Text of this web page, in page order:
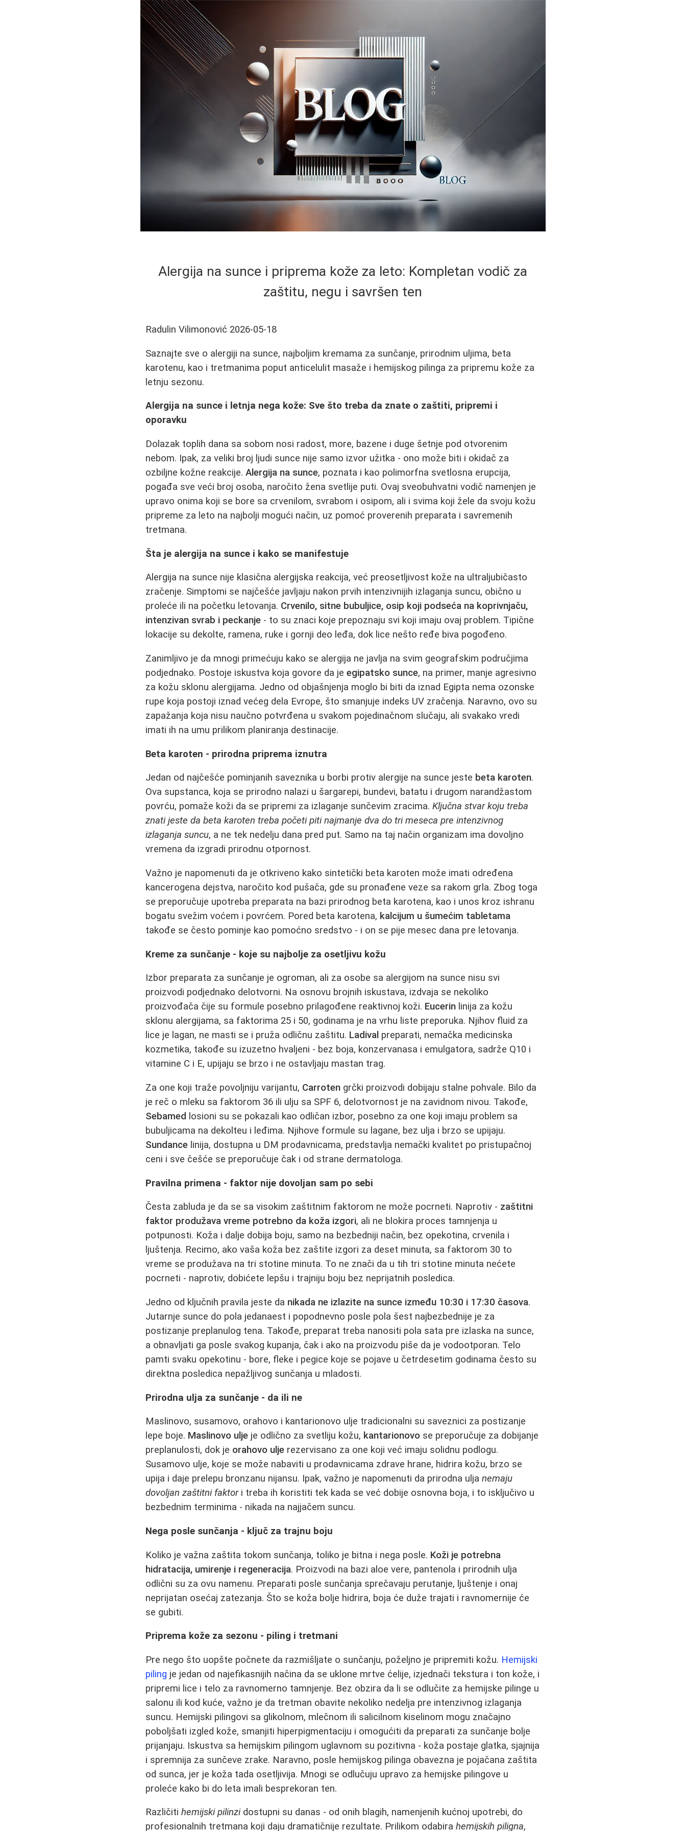
Alergija na sunce i priprema kože za leto: Kompletan vodič za
zaštitu, negu i savršen ten
Radulin Vilimonović 2026-05-18
Saznajte sve o alergiji na sunce, najboljim kremama za sunčanje, prirodnim uljima, beta
karotenu, kao i tretmanima poput anticelulit masaže i hemijskog pilinga za pripremu kože za
letnju sezonu.
Alergija na sunce i letnja nega kože: Sve što treba da znate o zaštiti, pripremi i
oporavku
Dolazak toplih dana sa sobom nosi radost, more, bazene i duge šetnje pod otvorenim
nebom. Ipak, za veliki broj ljudi sunce nije samo izvor užitka - ono može biti i okidač za
ozbiljne kožne reakcije.Alergija na sunce, poznata i kao polimorfna svetlosna erupcija,
pogađa sve veći broj osoba, naročito žena svetlije puti. Ovaj sveobuhvatni vodič namenjen je
upravo onima koji se bore sa crvenilom, svrabom i osipom, ali i svima koji žele da svoju kožu
pripreme za leto na najbolji mogući način, uz pomoć proverenih preparata i savremenih
tretmana.
Šta je alergija na sunce i kako se manifestuje
Alergija na sunce nije klasična alergijska reakcija, već preosetljivost kože na ultraljubičasto
zračenje. Simptomi se najčešće javljaju nakon prvih intenzivnijih izlaganja suncu, obično u
proleće ili na početku letovanja. Crvenilo, sitne bubuljice, osip koji podseća na koprivnjaču,
intenzivan svrab i peckanje - to su znaci koje prepoznaju svi koji imaju ovaj problem. Tipične
lokacije su dekolte, ramena, ruke i gornji deo leđa, dok lice nešto ređe biva pogođeno.
Zanimljivo je da mnogi primećuju kako se alergija ne javlja na svim geografskim područjima
podjednako. Postoje iskustva koja govore da jeegipatsko sunce, na primer, manje agresivno
za kožu sklonu alergijama. Jedno od objašnjenja moglo bi biti da iznad Egipta nema ozonske
rupe koja postoji iznad većeg dela Evrope, što smanjuje indeks UV zračenja. Naravno, ovo su
zapažanja koja nisu naučno potvrđena u svakom pojedinačnom slučaju, ali svakako vredi
imati ih na umu prilikom planiranja destinacije.
Beta karoten - prirodna priprema iznutra
Jedan od najčešće pominjanih saveznika u borbi protiv alergije na sunce jeste beta karoten.
Ova supstanca, koja se prirodno nalazi u šargarepi, bundevi, batatu i drugom narandžastom
povrću, pomaže koži da se pripremi za izlaganje sunčevim zracima.Ključna stvar koju treba
znati jeste da beta karoten treba početi piti najmanje dva do tri meseca pre intenzivnog
izlaganja suncu, a ne tek nedelju dana pred put. Samo na taj način organizam ima dovoljno
vremena da izgradi prirodnu otpornost.
Važno je napomenuti da je otkriveno kako sintetički beta karoten može imati određena
kancerogena dejstva, naročito kod pušača, gde su pronađene veze sa rakom grla. Zbog toga
se preporučuje upotreba preparata na bazi prirodnog beta karotena, kao i unos kroz ishranu
bogatu svežim voćem i povrćem. Pored beta karotena, kalcijum u šumećim tabletama
takođe se često pominje kao pomoćno sredstvo - i on se pije mesec dana pre letovanja.
Kreme za sunčanje - koje su najbolje za osetljivu kožu
Izbor preparata za sunčanje je ogroman, ali za osobe sa alergijom na sunce nisu svi
proizvodi podjednako delotvorni. Na osnovu brojnih iskustava, izdvaja se nekoliko
proizvođača čije su formule posebno prilagođene reaktivnoj koži. Eucerin linija za kožu
sklonu alergijama, sa faktorima 25 i 50, godinama je na vrhu liste preporuka. Njihov fluid za
lice je lagan, ne masti se i pruža odličnu zaštitu. Ladival preparati, nemačka medicinska
kozmetika, takođe su izuzetno hvaljeni - bez boja, konzervanasa i emulgatora, sadrže Q10 i
vitamine C i E, upijaju se brzo i ne ostavljaju mastan trag.
Za one koji traže povoljniju varijantu, Carroten grčki proizvodi dobijaju stalne pohvale. Bilo da
je reč o mleku sa faktorom 36 ili ulju sa SPF 6, delotvornost je na zavidnom nivou. Takođe,
Sebamed losioni su se pokazali kao odličan izbor, posebno za one koji imaju problem sa
bubuljicama na dekolteu i leđima. Njihove formule su lagane, bez ulja i brzo se upijaju.
Sundance linija, dostupna u DM prodavnicama, predstavlja nemački kvalitet po pristupačnoj
ceni i sve češće se preporučuje čak i od strane dermatologa.
Pravilna primena - faktor nije dovoljan sam po sebi
Česta zabluda je da se sa visokim zaštitnim faktorom ne može pocrneti. Naprotiv - zaštitni
faktor produžava vreme potrebno da koža izgori, ali ne blokira proces tamnjenja u
potpunosti. Koža i dalje dobija boju, samo na bezbedniji način, bez opekotina, crvenila i
ljuštenja. Recimo, ako vaša koža bez zaštite izgori za deset minuta, sa faktorom 30 to
vreme se produžava na tri stotine minuta. To ne znači da u tih tri stotine minuta nećete
pocrneti - naprotiv, dobićete lepšu i trajniju boju bez neprijatnih posledica.
Jedno od ključnih pravila jeste da nikada ne izlazite na sunce između 10:30 i 17:30 časova.
Jutarnje sunce do pola jedanaest i popodnevno posle pola šest najbezbednije je za
postizanje preplanulog tena. Takođe, preparat treba nanositi pola sata pre izlaska na sunce,
a obnavljati ga posle svakog kupanja, čak i ako na proizvodu piše da je vodootporan. Telo
pamti svaku opekotinu - bore, fleke i pegice koje se pojave u četrdesetim godinama često su
direktna posledica nepažljivog sunčanja u mladosti.
Prirodna ulja za sunčanje - da ili ne
Maslinovo, susamovo, orahovo i kantarionovo ulje tradicionalni su saveznici za postizanje
lepe boje. Maslinovo ulje je odlično za svetliju kožu, kantarionovo se preporučuje za dobijanje
preplanulosti, dok je orahovo ulje rezervisano za one koji već imaju solidnu podlogu.
Susamovo ulje, koje se može nabaviti u prodavnicama zdrave hrane, hidrira kožu, brzo se
upija i daje prelepu bronzanu nijansu. Ipak, važno je napomenuti da prirodna uljanemaju
dovoljan zaštitni faktori treba ih koristiti tek kada se već dobije osnovna boja, i to isključivo u
bezbednim terminima - nikada na najjačem suncu.
Nega posle sunčanja - ključ za trajnu boju
Koliko je važna zaštita tokom sunčanja, toliko je bitna i nega posle. Koži je potrebna
hidratacija, umirenje i regeneracija. Proizvodi na bazi aloe vere, pantenola i prirodnih ulja
odlični su za ovu namenu. Preparati posle sunčanja sprečavaju perutanje, ljuštenje i onaj
neprijatan osećaj zatezanja. Što se koža bolje hidrira, boja će duže trajati i ravnomernije će
se gubiti.
Priprema kože za sezonu - piling i tretmani
Pre nego što uopšte počnete da razmišljate o sunčanju, poželjno je pripremiti kožu. Hemijski
piling je jedan od najefikasnijih načina da se uklone mrtve ćelije, izjednači tekstura i ton kože, i
pripremi lice i telo za ravnomerno tamnjenje. Bez obzira da li se odlučite za hemijske pilinge u
salonu ili kod kuće, važno je da tretman obavite nekoliko nedelja pre intenzivnog izlaganja
suncu. Hemijski pilingovi sa glikolnom, mlečnom ili salicilnom kiselinom mogu značajno
poboljšati izgled kože, smanjiti hiperpigmentaciju i omogućiti da preparati za sunčanje bolje
prijanjaju. Iskustva sa hemijskim pilingom uglavnom su pozitivna - koža postaje glatka, sjajnija
i spremnija za sunčeve zrake. Naravno, posle hemijskog pilinga obavezna je pojačana zaštita
od sunca, jer je koža tada osetljivija. Mnogi se odlučuju upravo za hemijske pilingove u
proleće kako bi do leta imali besprekoran ten.
Različitihemijski pilinzidostupni su danas - od onih blagih, namenjenih kućnoj upotrebi, do
profesionalnih tretmana koji daju dramatičnije rezultate. Prilikom odabirahemijskih piligna,